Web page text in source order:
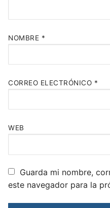
NOMBRE *
CORREO ELECTRÓNICO *
WEB
Guarda mi nombre,
este navegador para la